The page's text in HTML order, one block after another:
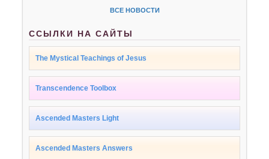
ВСЕ НОВОСТИ
ССЫЛКИ НА САЙТЫ
The Mystical Teachings of Jesus
Transcendence Toolbox
Ascended Masters Light
Ascended Masters Answers